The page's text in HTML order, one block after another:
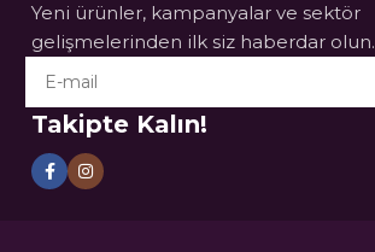
Yeni ürünler, kampanyalar ve sektör
gelişmelerinden ilk siz haberdar olun.
Takipte Kalın!